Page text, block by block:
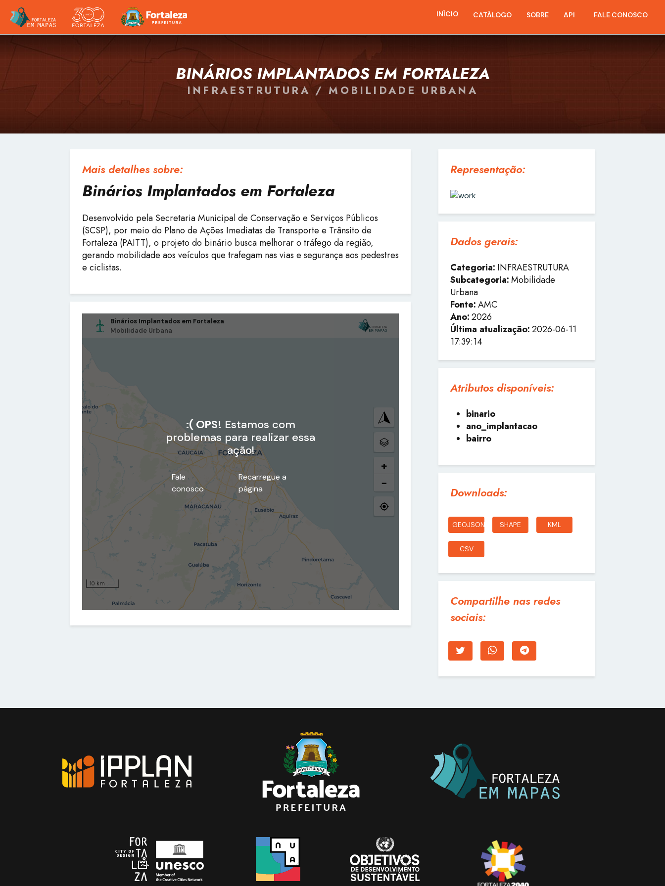
INÍCIO CATÁLOGO SOBRE API FALE CONOSCO
BINÁRIOS IMPLANTADOS EM FORTALEZA
INFRAESTRUTURA / MOBILIDADE URBANA
Mais detalhes sobre:
Binários Implantados em Fortaleza
Desenvolvido pela Secretaria Municipal de Conservação e Serviços Públicos
(SCSP), por meio do Plano de Ações Imediatas de Transporte e Trânsito de
Fortaleza (PAITT), o projeto do binário busca melhorar o tráfego da região,
gerando mobilidade aos veículos que trafegam nas vias e segurança aos pedestres
e ciclistas.
Representação:
Dados gerais:
Categoria: INFRAESTRUTURA
Subcategoria:Mobilidade
Urbana
Fonte:AMC
Ano:2026
Última atualização:2026-06-11
17:39:14
Atributos disponíveis:
binario
ano_implantacao
bairro
Downloads:
GEOJSON SHAPE KML
CSV
Compartilhe nas redes
sociais: